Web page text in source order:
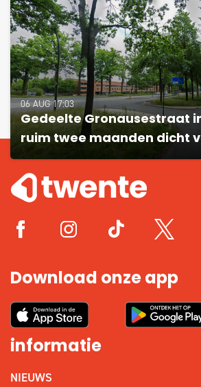
06 AUG 17:03
Gedeelte Gronausestraat
ruim twee maanden dicht
Download onze app
informatie
NIEUWS